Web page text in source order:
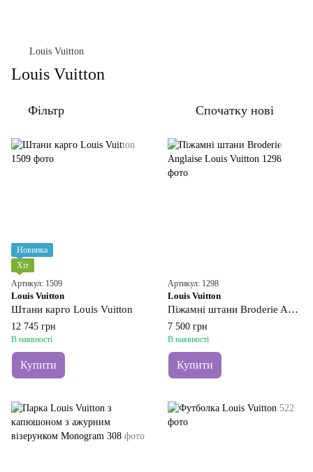
Louis Vuitton
Louis Vuitton
Фільтр Спочатку нові
Новинка
Хіт
Артикул: 1509
Louis Vuitton
Штани карго Louis Vuitton
12 745 грн
В наявності
Купити
Артикул: 1298
Louis Vuitton
Піжамні штани Broderie Anglaise Louis Vuitton
7 500 грн
В наявності
Купити